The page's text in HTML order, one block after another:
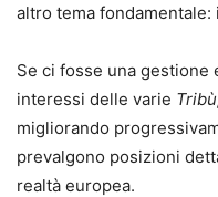
altro tema fondamentale:
Se ci fosse una gestione
interessi delle varie
migliorando
prevalgono posizioni
realtà europea.